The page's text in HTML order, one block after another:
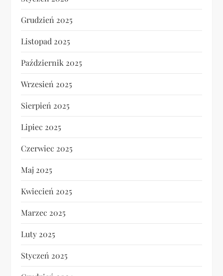
Grudzień 2025
Listopad 2025
Październik 2025
Wrzesień 2025
Sierpień 2025
Lipiec 2025
Czerwiec 2025
Maj 2025
Kwiecień 2025
Marzec 2025
Luty 2025
Styczeń 2025